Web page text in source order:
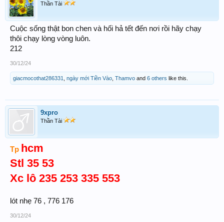
Thần Tài
Cuộc sống thật bon chen và hối hả tết đến nơi rồi hãy chạy
thôi chạy lòng vòng luôn.
212
30/12/24
giacmocothat286331 ngày mới Tiền Vào Thamvo and 6 others like this.
9xpro
Thần Tài
Tp hcm
Stl 35 53
Xc lô 235 253 335 553
lót nhẹ 76 , 776 176
30/12/24